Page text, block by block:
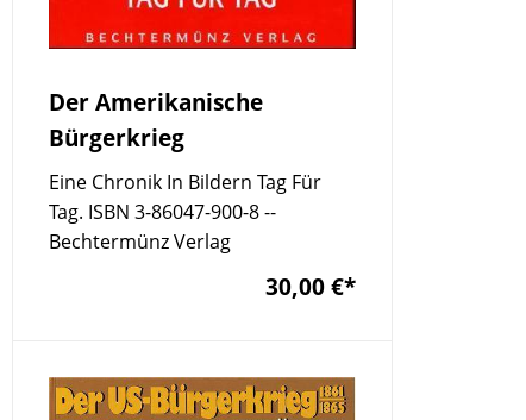
Der Amerikanische
Bürgerkrieg
Eine Chronik In Bildern Tag Für
Tag. ISBN 3-86047-900-8 --
Bechtermünz Verlag
30,00 €*